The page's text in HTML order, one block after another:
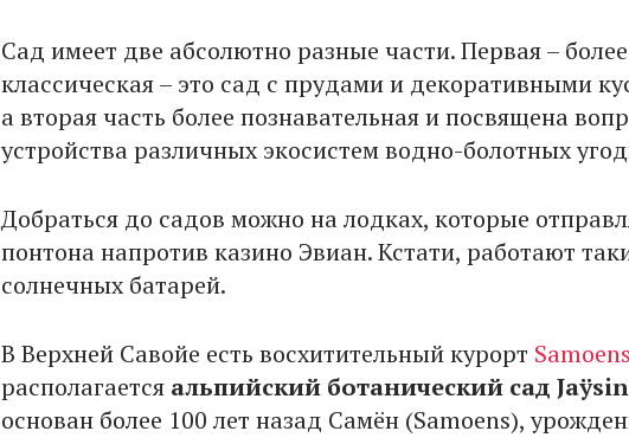
Сад имеет две абсолютно разные части. Первая – более
классическая – это сад с прудами и декоративными
а вторая часть более познавательная и посвящена
устройства различных экосистем водно-болотных
Добраться до садов можно на лодках, которые
понтона напротив казино Эвиан. Кстати, работают
солнечных батарей.
В Верхней Савойе есть восхитительный курорт Samoens
располагается альпийский ботанический сад
основан более 100 лет назад Самён (Samoens),